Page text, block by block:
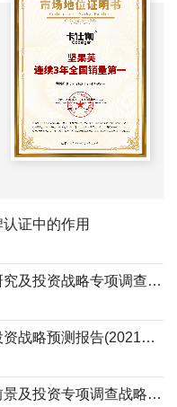
证中的作用
中国丙戊酸钠行业市场发展现状研究及投资战略专项调查咨询报告(2021定制版)
中国苯乙酸行业市场专项调查及投资战略预测报告(2021定制版)
中国PET泡沫材料市场供需发展前景及投资专项调查战略预测报告(2021定制版)